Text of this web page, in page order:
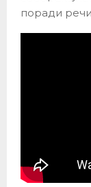
поради